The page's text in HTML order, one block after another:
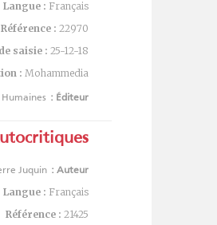
Langue : Français
Référence : 22970
saisie : 25-12-18
: Mohammedia
Éditeur :
Auteur :
Juquin
Langue : Français
Référence : 21425